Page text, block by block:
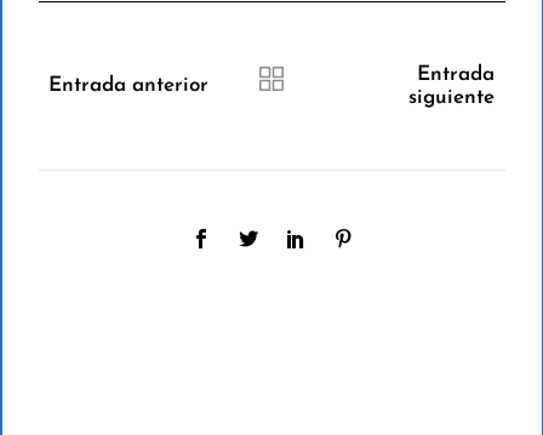
Entrada anterior
Entrada
siguiente